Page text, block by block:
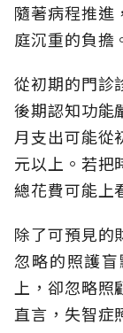
隨著病程推進
庭沉重的負擔
從初期的門診
後期認知功能
月支出可能從
元以上。若把
總花費可能上
除了可預見的
忽略的照護
上，卻忽略
直言，失智症